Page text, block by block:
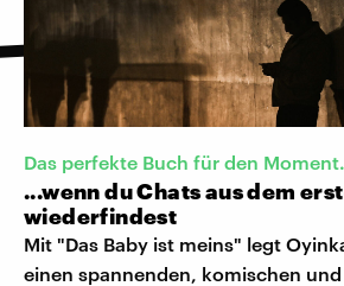
Das perfekte Buch für den
...wenn du Chats aus dem
wiederfindest
Mit "Das Baby ist meins" legt
einen spannenden, komischen